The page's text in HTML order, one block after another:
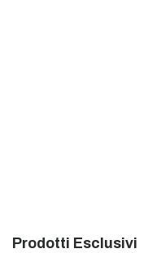
Prodotti Esclusivi